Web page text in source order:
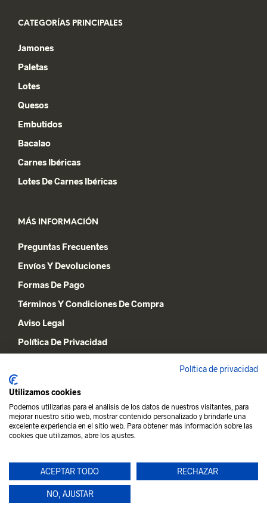
CATEGORÍAS PRINCIPALES
Jamones
Paletas
Lotes
Quesos
Embutidos
Bacalao
Carnes Ibéricas
Lotes De Carnes Ibéricas
MÁS INFORMACIÓN
Preguntas Frecuentes
Envíos Y Devoluciones
Formas De Pago
Términos Y Condiciones De Compra
Aviso Legal
Política De Privacidad
Lista De Deseos
Mi Cuenta
Política de privacidad
Utilizamos cookies
Podemos utilizarlas para el análisis de los datos de nuestros visitantes, para
mejorar nuestro sitio web, mostrar contenido personalizado y brindarle una
excelente experiencia en el sitio web. Para obtener más información sobre las
cookies que utilizamos, abre los ajustes.
ACEPTAR TODO RECHAZAR
NO, AJUSTAR